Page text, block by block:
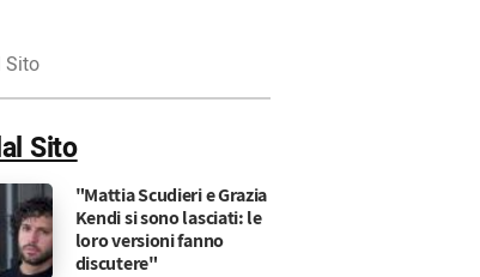
Sito
"Mattia Scudieri e Grazia
Kendi si sono lasciati: le
loro versioni fanno
discutere"